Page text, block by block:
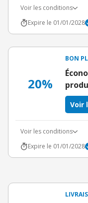
Voir les conditions
Expire le 01/01/2028
20%
BON
Voir
Voir les conditions
Expire le 01/01/2028